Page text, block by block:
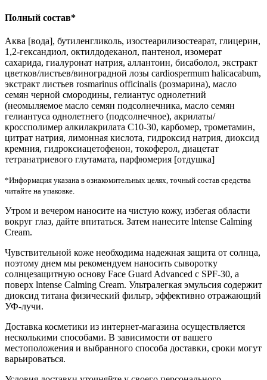
Полный состав*
Аква [вода], бутиленгликоль, изостеарилизостеарат, глицерин,
1,2-гександиол, октилдодеканол, пантенол, изомерат
сахарида, гиалуронат натрия, аллантоин, бисаболол, экстракт
цветков/листьев/виноградной лозы cardiospermum halicacabum,
экстракт листьев rosmarinus officinalis (розмарина), масло
семян черной смородины, гелиантус однолетний
(неомыляемое масло семян подсолнечника, масло семян
гелиантуса однолетнего (подсолнечное), акрилаты/
кроссполимер алкилакрилата C10-30, карбомер, трометамин,
цитрат натрия, лимонная кислота, гидроксид натрия, диоксид
кремния, гидроксиацетофенон, токоферол, диацетат
тетранатриевого глутамата, парфюмерия [отдушка]
*Информация указана в ознакомительных целях, точный состав средства
читайте на упаковке.
Утром и вечером наносите на чистую кожу, избегая области
вокруг глаз, дайте впитаться. Затем нанесите lntense Calming
Cream.
Чувствительной коже необходима надежная защита от солнца,
поэтому днем мы рекомендуем наносить сыворотку
солнцезащитную основу Fасе Guard Advanced с SPF-30, а
поверх lntense Calming Cream. Ультралегкая эмульсия содержит
диоксид титана физический фильтр, эффективно отражающий
УФ-лучи.
Доставка косметики из интернет-магазина осуществляется
несколькими способами. В зависимости от вашего
местоположения и выбранного способа доставки, сроки могут
варьироваться.